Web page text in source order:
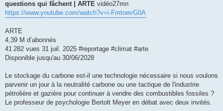
a
g
e
questions qui fâchent | ARTE vidéo27mn
https://www.youtube.com/watch?v=i-FmtoevG0A
ARTE
4,39 M d’abonnés
41 282 vues 31 juil. 2025 #reportage #climat #arte
Disponible jusqu'au 30/06/2028
Le stockage du carbone est-il une technologie nécessaire si nous voulons
parvenir un jour à la neutralité carbone ou une tactique de l'industrie
pétrolière et gazière pour continuer à vendre des combustibles fossiles ?
Le professeur de psychologie Bertolt Meyer en débat avec deux invités.